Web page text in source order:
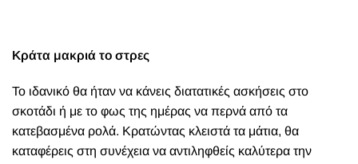
Κράτα μακριά το στρες
Το ιδανικό θα ήταν να κάνεις διατατικές ασκήσεις στο
σκοτάδι ή με το φως της ημέρας να περνά από τα
κατεβασμένα ρολά. Κρατώντας κλειστά τα μάτια, θα
καταφέρεις στη συνέχεια να αντιληφθείς καλύτερα την